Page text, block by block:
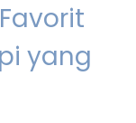
yang